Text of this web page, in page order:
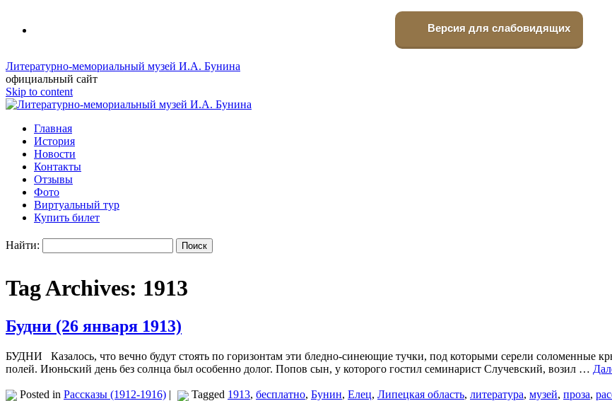
Версия для слабовидящих
Литературно-мемориальный музей И.А. Бунина
официальный сайт
Skip to content
Главная
История
Новости
Контакты
Отзывы
Фото
Виртуальный тур
Купить билет
Найти:
Tag Archives: 1913
Будни (26 января 1913)
БУДНИ Казалось, что вечно будут стоять по горизонтам эти блед­но-синеющие тучки, под которыми серели соломенные
полей. Июньский день без солнца был особенно долог. Попов сын, у которого гостил семинарист Случевский, возил …
Posted in Рассказы (1912-1916) | Tagged 1913, бесплатно, Бунин, Елец, Липецкая область, литература, музей, проза,